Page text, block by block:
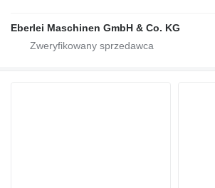
Eberlei Maschinen GmbH & Co. KG